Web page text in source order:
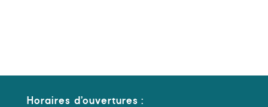
Horaires d’ouvertures :